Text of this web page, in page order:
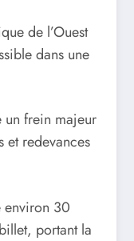
de l’Ouest
dans une
un frein majeur
et redevances
environ 30
portant la